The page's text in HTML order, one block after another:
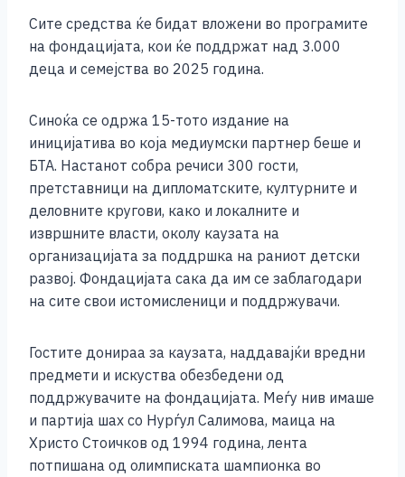
o
k
er p k
Сите средства ќе бидат вложени во програмите
на фондацијата, кои ќе поддржат над 3.000
деца и семејства во 2025 година.
Синоќа се одржа 15-тото издание на
иницијатива во која медиумски партнер беше и
БТА. Настанот собра речиси 300 гости,
претставници на дипломатските, културните и
деловните кругови, како и локалните и
извршните власти, околу каузата на
организацијата за поддршка на раниот детски
развој. Фондацијата сака да им се заблагодари
на сите свои истомисленици и поддржувачи.
Гостите донираа за каузата, наддавајќи вредни
предмети и искуства обезбедени од
поддржувачите на фондацијата. Меѓу нив имаше
и партија шах со Нурѓул Салимова, маица на
Христо Стоичков од 1994 година, лента
потпишана од олимписката шампионка во